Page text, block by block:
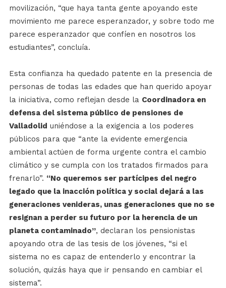
movilización, “que haya tanta gente apoyando este
movimiento me parece esperanzador, y sobre todo me
parece esperanzador que confíen en nosotros los
estudiantes”, concluía.
Esta confianza ha quedado patente en la presencia de
personas de todas las edades que han querido apoyar
la iniciativa, como reflejan desde la Coordinadora en
defensa del sistema público de pensiones de
Valladolid uniéndose a la exigencia a los poderes
públicos para que “ante la evidente emergencia
ambiental actúen de forma urgente contra el cambio
climático y se cumpla con los tratados firmados para
frenarlo”. “No queremos ser partícipes del negro
legado que la inacción política y social dejará a las
generaciones venideras, unas generaciones que no se
resignan a perder su futuro por la herencia de un
planeta contaminado”, declaran los pensionistas
apoyando otra de las tesis de los jóvenes, “si el
sistema no es capaz de entenderlo y encontrar la
solución, quizás haya que ir pensando en cambiar el
sistema”.